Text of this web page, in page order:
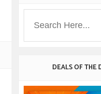
DEALS OF THE